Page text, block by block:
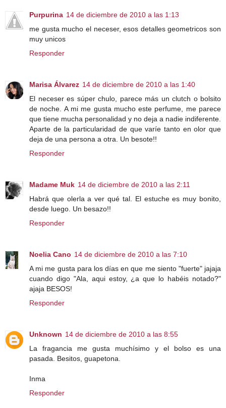
Purpurina 14 de diciembre de 2010 a las 1:13
me gusta mucho el neceser, esos detalles geometricos son
muy unicos
Responder
Marisa Álvarez 14 de diciembre de 2010 a las 1:40
El neceser es súper chulo, parece más un clutch o bolsito
de noche. A mi me gusta mucho este perfume, me parece
que tiene mucha personalidad y no deja a nadie indiferente.
Aparte de la particularidad de que varíe tanto en olor que
deja de una persona a otra. Un besote!!
Responder
Madame Muk 14 de diciembre de 2010 a las 2:11
Habrá que olerla a ver qué tal. El estuche es muy bonito,
desde luego. Un besazo!!
Responder
Noelia Cano 14 de diciembre de 2010 a las 7:10
A mi me gusta para los días en que me siento "fuerte" jajaja
cuando digo "Ala, aqui estoy, ¿a que lo habéis notado?"
ajaja BESOS!
Responder
Unknown 14 de diciembre de 2010 a las 8:55
La fragancia me gusta muchísimo y el bolso es una
pasada. Besitos, guapetona.
Inma
Responder